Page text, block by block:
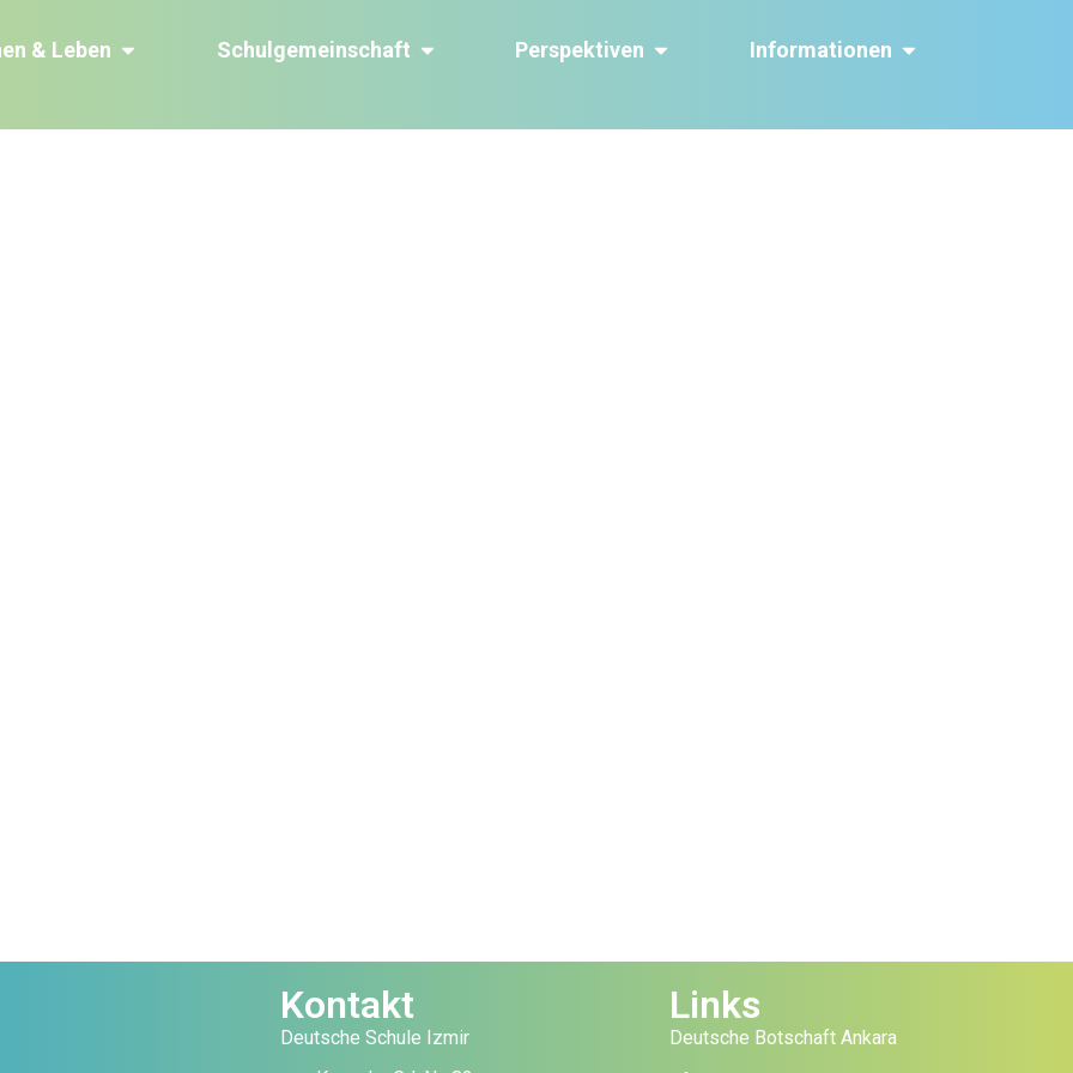
& Leben Schulgemeinschaft Perspektiven Informationen
Kontakt
Deutsche Schule Izmir
Links
Deutsche Botschaft Ankara